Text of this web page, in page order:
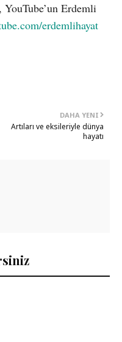
Erdemli
erdemlihayat
DAHA YENI
Artıları ve eksileriyle dünya
hayatı